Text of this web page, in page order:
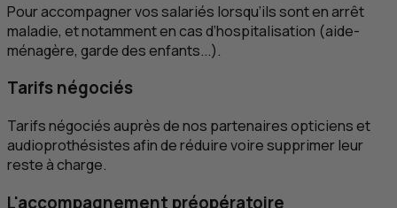
Pour accompagner vos salariés lorsqu’ils sont en arrêt
maladie, et notamment en cas d’hospitalisation (aide-
ménagère, garde des enfants...).
Tarifs négociés
Tarifs négociés auprès de nos partenaires opticiens et
audioprothésistes afin de réduire voire supprimer leur
reste à charge.
L'accompagnement préopératoire